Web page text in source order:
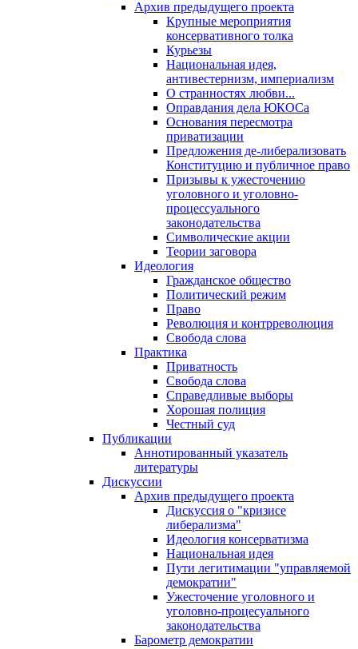
Архив предыдущего проекта
Крупные мероприятия
консервативного толка
Курьезы
Национальная идея,
антивестернизм, империализм
О странностях любви...
Оправдания дела ЮКОСа
Основания пересмотра
приватизации
Предложения де-либерализовать
Конституцию и публичное право
Призывы к ужесточению
уголовного и уголовно-
процессуального
законодательства
Символические акции
Теории заговора
Идеология
Гражданское общество
Политический режим
Право
Революция и контрреволюция
Свобода слова
Практика
Приватность
Свобода слова
Справедливые выборы
Хорошая полиция
Честный суд
Публикации
Аннотированный указатель
литературы
Дискуссии
Архив предыдущего проекта
Дискуссия о "кризисе
либерализма"
Идеология консерватизма
Национальная идея
Пути легитимации "управляемой
демократии"
Ужесточение уголовного и
уголовно-процесуального
законодательства
Барометр демократии